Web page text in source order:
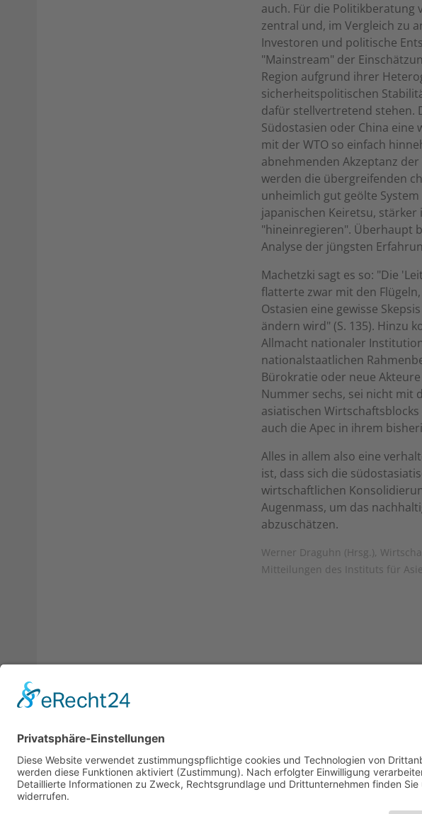
auch. Für die Politikberatung
zentral und, im Vergleich zu
Investoren und politische
"Mainstream" der
Region aufgrund ihrer
sicherheitspolitischen
dafür stellvertretend stehen.
Südostasien oder China
mit der WTO so einfach
abnehmenden Akzeptanz
werden die übergreifenden
unheimlich gut geölte
japanischen Keiretsu,
"hineinregieren". Überhaupt
Analyse der jüngsten
Machetzki sagt es so: "Die
flatterte zwar mit den
Ostasien eine gewisse
ändern wird" (S. 135). Hinzu
Allmacht nationaler
nationalstaatlichen
Bürokratie oder neue
Nummer sechs, sei nicht mit
asiatischen
auch die Apec in ihrem
Alles in allem also eine
ist, dass sich die
wirtschaftlichen
Augenmass, um das
abzuschätzen.
Werner Draguhn (Hrsg.),
Mitteilungen des Instituts für